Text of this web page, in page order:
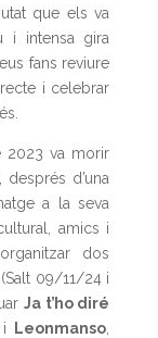
que els va
i intensa gira
fans reviure
i celebrar
2023 va morir
d’una
a la seva
amics i
dos
09/11/24 i
Ja t’ho diré
Leonmanso